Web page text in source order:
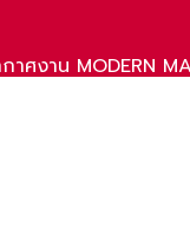
าศงาน MODERN